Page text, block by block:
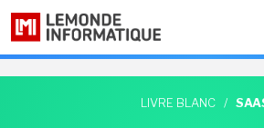
LIVRE BLANC /